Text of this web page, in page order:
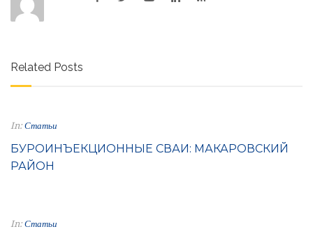
Related Posts
In: Статьи
БУРОИНЪЕКЦИОННЫЕ СВАИ: МАКАРОВСКИЙ
РАЙОН
In: Статьи